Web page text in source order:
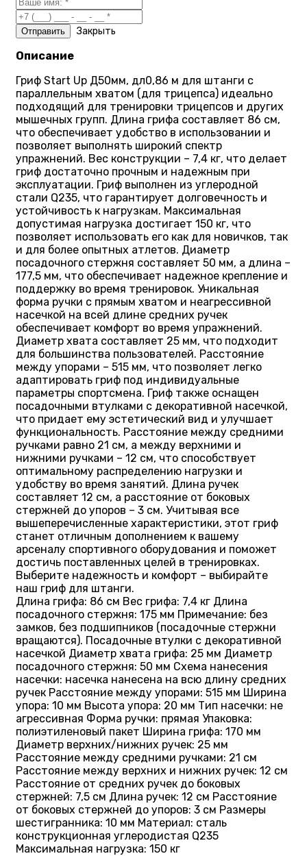
Закрыть
Описание
Гриф Start Up Д50мм, дл0,86 м для штанги с
параллельным хватом (для трицепса) идеально
подходящий для тренировки трицепсов и других
мышечных групп. Длина грифа составляет 86 см,
что обеспечивает удобство в использовании и
позволяет выполнять широкий спектр
упражнений. Вес конструкции – 7,4 кг, что делает
гриф достаточно прочным и надежным при
эксплуатации. Гриф выполнен из углеродной
стали Q235, что гарантирует долговечность и
устойчивость к нагрузкам. Максимальная
допустимая нагрузка достигает 150 кг, что
позволяет использовать его как для новичков, так
и для более опытных атлетов. Диаметр
посадочного стержня составляет 50 мм, а длина –
177,5 мм, что обеспечивает надежное крепление и
поддержку во время тренировок. Уникальная
форма ручки с прямым хватом и неагрессивной
насечкой на всей длине средних ручек
обеспечивает комфорт во время упражнений.
Диаметр хвата составляет 25 мм, что подходит
для большинства пользователей. Расстояние
между упорами – 515 мм, что позволяет легко
адаптировать гриф под индивидуальные
параметры спортсмена. Гриф также оснащен
посадочными втулками с декоративной насечкой,
что придает ему эстетический вид и улучшает
функциональность. Расстояние между средними
ручками равно 21 см, а между верхними и
нижними ручками – 12 см, что способствует
оптимальному распределению нагрузки и
удобству во время занятий. Длина ручек
составляет 12 см, а расстояние от боковых
стержней до упоров – 3 см. Учитывая все
вышеперечисленные характеристики, этот гриф
станет отличным дополнением к вашему
арсеналу спортивного оборудования и поможет
достичь поставленных целей в тренировках.
Выберите надежность и комфорт – выбирайте
наш гриф для штанги.
Длина грифа: 86 см Вес грифа: 7,4 кг Длина
посадочного стержня: 175 мм Примечание: без
замков, без подшипников (посадочные стержни
вращаются). Посадочные втулки с декоративной
насечкой Диаметр хвата грифа: 25 мм Диаметр
посадочного стержня: 50 мм Схема нанесения
насечки: насечка нанесена на всю длину средних
ручек Расстояние между упорами: 515 мм Ширина
упора: 10 мм Высота упора: 20 мм Тип насечки: не
агрессивная Форма ручки: прямая Упаковка:
полиэтиленовый пакет Ширина грифа: 170 мм
Диаметр верхних/нижних ручек: 25 мм
Расстояние между средними ручками: 21 см
Расстояние между верхних и нижних ручек: 12 см
Расстояние от средних ручек до боковых
стержней: 7,5 см Длина ручек: 12 см Расстояние
от боковых стержней до упоров: 3 см Размеры
шестигранника: 10 мм Материал: сталь
конструкционная углеродистая Q235
Максимальная нагрузка: 150 кг